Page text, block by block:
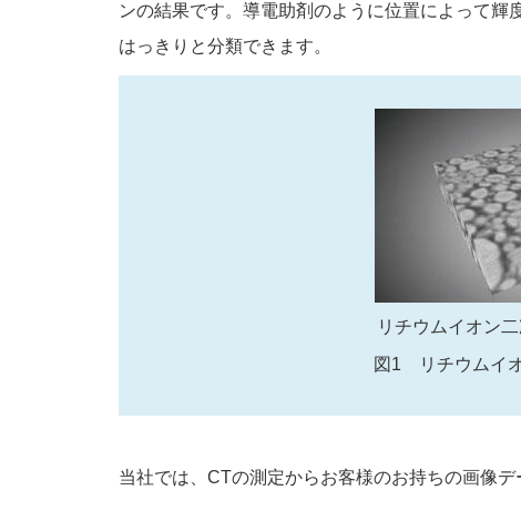
ンの結果です。導電助剤のように位置によって
はっきりと分類できます。
リチウムイオン
図1 リチウムイ
当社では、CTの測定からお客様のお持ちの画像